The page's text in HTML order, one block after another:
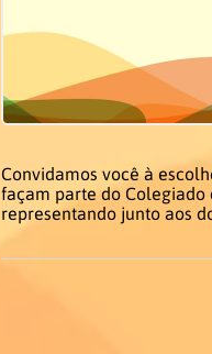
Convidamos você à
façam parte do Colegiado
representando junto aos